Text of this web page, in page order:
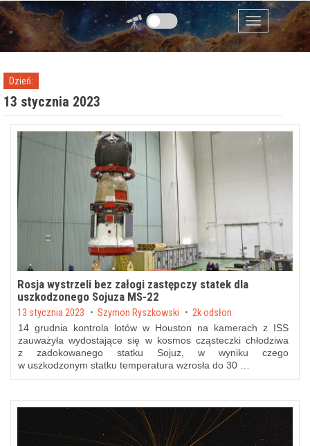
Przejdź do zawartości
Menu
Dzień:
13 stycznia 2023
Rosja wystrzeli bez załogi zastępczy statek dla
uszkodzonego Sojuza MS-22
Posted on
13 stycznia 2023 bySzymon Ryszkowski 2k odsłon
14 grudnia kontrola lotów w Houston na kamerach z ISS
zauważyła wydostające się w kosmos cząsteczki chłodziwa
z zadokowanego statku Sojuz, w wyniku czego
w uszkodzonym statku temperatura wzrosła do 30 …